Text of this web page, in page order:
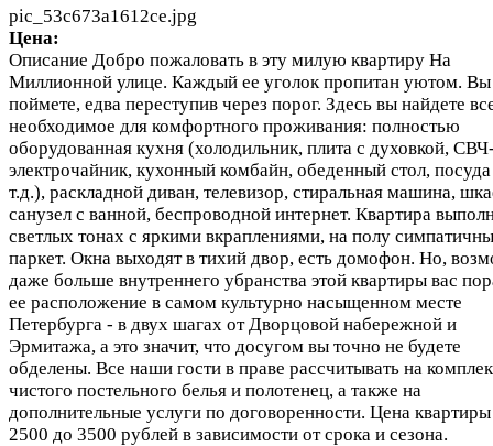
pic_53c673a1612ce.jpg
Цена:
Описание Добро пожаловать в эту милую квартиру На
Миллионной улице. Каждый ее уголок пропитан уютом. Вы
поймете, едва переступив через порог. Здесь вы найдете
необходимое для комфортного проживания: полностью
оборудованная кухня (холодильник, плита с духовкой,
электрочайник, кухонный комбайн, обеденный стол,
т.д.), раскладной диван, телевизор, стиральная машина,
санузел с ванной, беспроводной интернет. Квартира
светлых тонах с яркими вкраплениями, на полу
паркет. Окна выходят в тихий двор, есть домофон. Но,
даже больше внутреннего убранства этой квартиры вас
ее расположение в самом культурно насыщенном месте
Петербурга - в двух шагах от Дворцовой набережной и
Эрмитажа, а это значит, что досугом вы точно не будете
обделены. Все наши гости в праве рассчитывать на
чистого постельного белья и полотенец, а также на
дополнительные услуги по договоренности. Цена квартиры
2500 до 3500 рублей в зависимости от срока и сезона.